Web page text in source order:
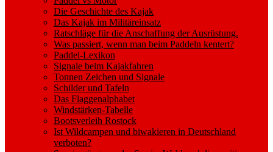
Die Geschichte des Kajak
Das Kajak im Militäreinsatz
Ratschläge für die Anschaffung der Ausrüstung.
Was passiert, wenn man beim Paddeln kentert?
Paddel-Lexikon
Signale beim Kajakfahren
Tonnen Zeichen und Signale
Schilder und Tafeln
Das Flaggenalphabet
Windstärken-Tabelle
Bootsverleih Rostock
Ist Wildcampen und biwakieren in Deutschland
verboten?